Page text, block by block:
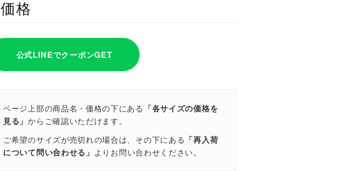
価格
公式LINEでクーポンGET
ページ上部の商品名・価格の下にある 「各サイズの価格を
見る」からご確認いただけます。
ご希望のサイズが売切れの場合は、その下にある 「再入荷
について問い合わせる」 よりお問い合わせください。